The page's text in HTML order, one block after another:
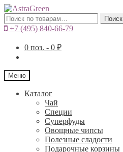
Искать: Поиск
+7 (495) 840-66-79
0 поз. - 0 ₽
Меню
Каталог
Чай
Специи
Cуперфуды
Овощные чипсы
Полезные сладости
Подарочные корзины